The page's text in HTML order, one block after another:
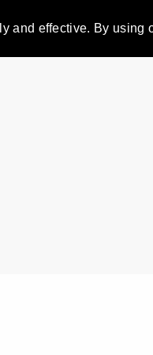
and effective. By using